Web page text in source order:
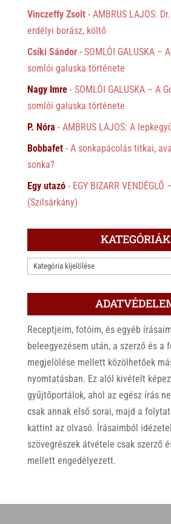
Vinczeffy Zsolt- AMBRUS LAJOS:
erdélyi borász, költő
Csíki Sándor- SOMLÓI GALUSKA –
somlói galuska története
Nagy Imre- SOMLÓI GALUSKA – A
somlói galuska története
P. Nóra - AMBRUS LAJOS: A
Bobbafet- A sonkapácolás titkai,
sonka?
Egy utazó- EGY BIZARR
(Szilsárkány)
KATEGÓRIÁK
KATEGÓRIÁK
Receptjeim, fotóim, és egyéb
beleegyezésem után, a szerző és a
megjelölése mellett közölhetőek
nyomtatásban. Ez alól kivételt
gyűjtőportálok, ahol az egész írás
csak annak első sorai, majd a
kattint az olvasó. Írásaimból
szövegrészek átvétele csak szerző
mellett engedélyezett.